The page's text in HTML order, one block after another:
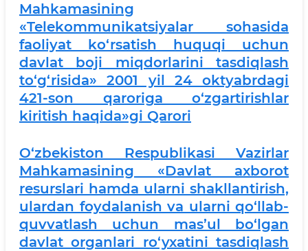
Mahkamasining
«Telekommunikatsiyalar sohasida
faoliyat ko‘rsatish huquqi uchun
davlat boji miqdorlarini tasdiqlash
to‘g‘risida» 2001 yil 24 oktyabrdagi
421-son qaroriga o‘zgartirishlar
kiritish haqida»gi Qarori
O‘zbekiston Respublikasi Vazirlar
Mahkamasining «Davlat axborot
resurslari hamda ularni shakllantirish,
ulardan foydalanish va ularni qo‘llab-
quvvatlash uchun mas’ul bo‘lgan
davlat organlari ro‘yxatini tasdiqlash